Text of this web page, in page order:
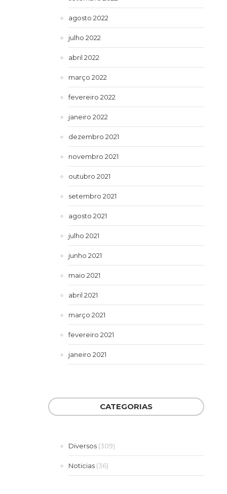
agosto 2022
julho 2022
abril 2022
março 2022
fevereiro 2022
janeiro 2022
dezembro 2021
novembro 2021
outubro 2021
setembro 2021
agosto 2021
julho 2021
junho 2021
maio 2021
abril 2021
março 2021
fevereiro 2021
janeiro 2021
CATEGORIAS
Diversos(309)
Noticias(36)